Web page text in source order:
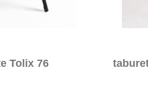
Tolix 76